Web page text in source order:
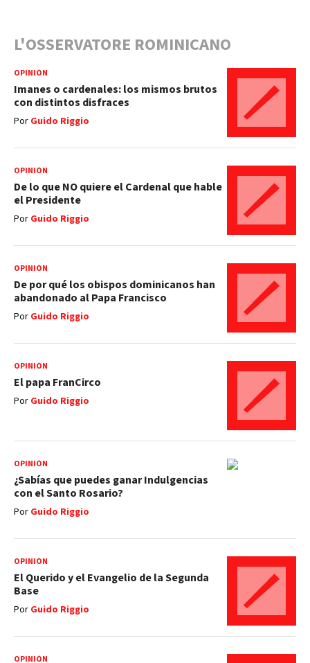
L'OSSERVATORE ROMINICANO
OPINIÓN
Imanes o cardenales: los mismos brutos
con distintos disfraces
Por Guido Riggio
OPINIÓN
De lo que NO quiere el Cardenal que hable
el Presidente
Por Guido Riggio
OPINIÓN
De por qué los obispos dominicanos han
abandonado al Papa Francisco
Por Guido Riggio
OPINIÓN
El papa FranCirco
Por Guido Riggio
OPINIÓN
¿Sabías que puedes ganar Indulgencias
con el Santo Rosario?
Por Guido Riggio
OPINIÓN
El Querido y el Evangelio de la Segunda
Base
Por Guido Riggio
OPINIÓN